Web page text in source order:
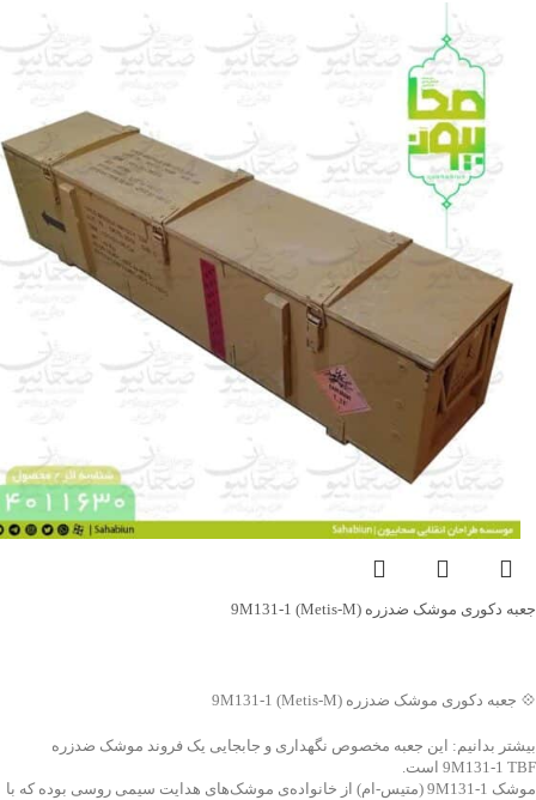
جعبه دکوری موشک ضدزره 9M131-1 (Metis-M)
💠 جعبه دکوری موشک ضدزره 9M131-1 (Metis-M)
بیشتر بدانیم: این جعبه مخصوص نگهداری و جابجایی یک فروند موشک ضدزره
9M131-1 TBF است.
موشک 9M131-1 (متیس-ام) از خانواده‌ی موشک‌های هدایت سیمی روسی بوده که با